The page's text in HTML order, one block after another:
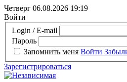
Четверг 06.08.2026 19:19
Войти
Login / E-mail
Пароль
Запомнить меня Войти
Зарегистрироваться